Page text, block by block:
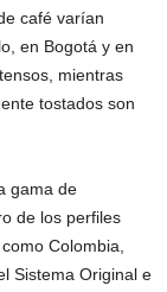
café varían
en Bogotá y en
mientras
tostados son
gama de
de los perfiles
Colombia,
Sistema Original e